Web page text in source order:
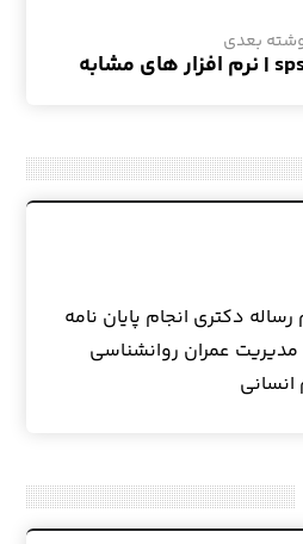
بعدی
رساله دکتری انجام پایان نامه
مدیریت عمران روانشناسی